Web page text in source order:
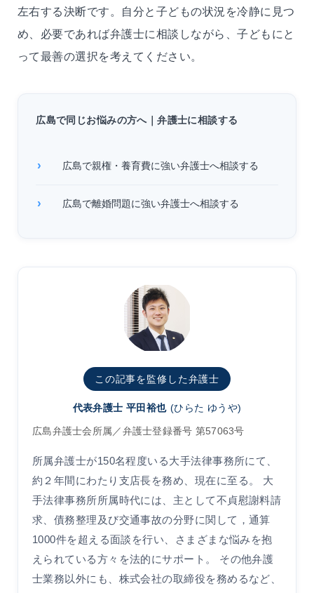
左右する決断です。自分と子どもの状況を冷静に見つ
め、必要であれば弁護士に相談しながら、子どもにと
って最善の選択を考えてください。
広島で同じお悩みの方へ｜弁護士に相談する
広島で親権・養育費に強い弁護士へ相談する
広島で離婚問題に強い弁護士へ相談する
この記事を監修した弁護士
代表弁護士 平田裕也 (ひらた ゆうや)
広島弁護士会所属／弁護士登録番号 第57063号
所属弁護士が150名程度いる大手法律事務所にて、
約２年間にわたり支店長を務め、現在に至る。 大
手法律事務所所属時代には、主として不貞慰謝料請
求、債務整理及び交通事故の分野に関して，通算
1000件を超える面談を行い、さまざまな悩みを抱
えられている方々を法的にサポート。 その他弁護
士業務以外にも、株式会社の取締役を務めるなど、